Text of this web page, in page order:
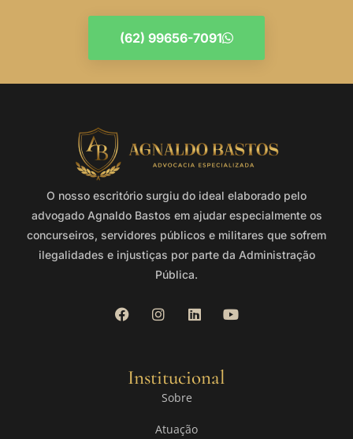
(62) 99656-7091
O nosso escritório surgiu do ideal elaborado pelo
advogado Agnaldo Bastos em ajudar especialmente os
concurseiros, servidores públicos e militares que sofrem
ilegalidades e injustiças por parte da Administração
Pública.
Institucional
Sobre
Atuação